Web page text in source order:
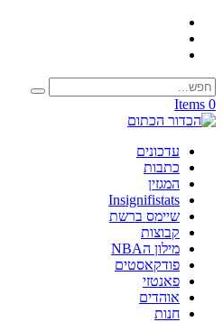
0 Items
עדכונים
כתבות
המגזין
Insignifistats
שיימס ברשת
קבוצות
מילון הNBA
פודקאסטים
פאנטזי
אוהדים
חנות